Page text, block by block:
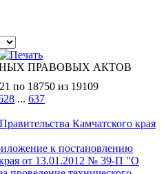
ПРАВОВЫХ АКТОВ
по 18750 из 19109
... 637
Камчатского края
к постановлению
от 13.01.2012 № 39-П "О